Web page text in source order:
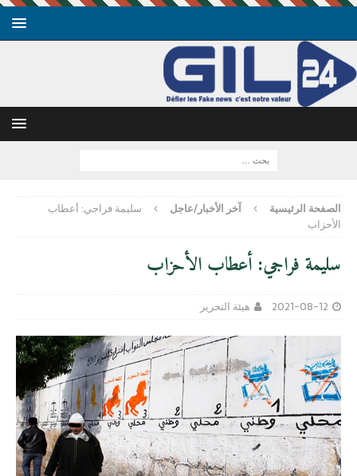
الصفحة الرئيسية آخر الأخبار/عاجل
سليمة فراجي: أعطاب
الأحزاب
سليمة فراجي: أعطاب الأحزاب
2021-08-12 هيئة التحرير